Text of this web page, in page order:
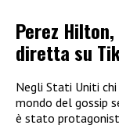
Perez
diretta su
Negli Stati Uniti
mondo del gossip
è stato